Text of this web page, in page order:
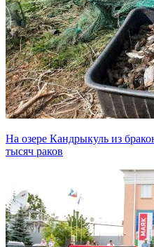
На озере Кандрыкуль из
тысяч раков